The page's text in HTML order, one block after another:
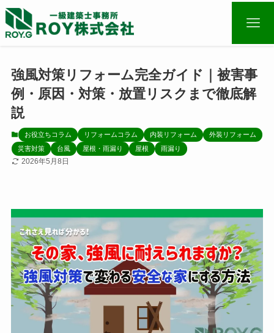
強風対策リフォーム完全ガイド｜被害事
例・原因・対策・放置リスクまで徹底解
説
お役立ちコラム リフォームコラム 内装リフォーム
外装リフォーム
災害対策
台風 屋根・雨漏り 屋根 雨漏り
2026年5月8日